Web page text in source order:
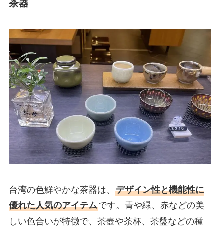
茶器
台湾の色鮮やかな茶器は、 デザイン性と機能性に
優れた人気のアイテムです。青や緑、赤などの美
しい色合いが特徴で、茶壺や茶杯、茶盤などの種